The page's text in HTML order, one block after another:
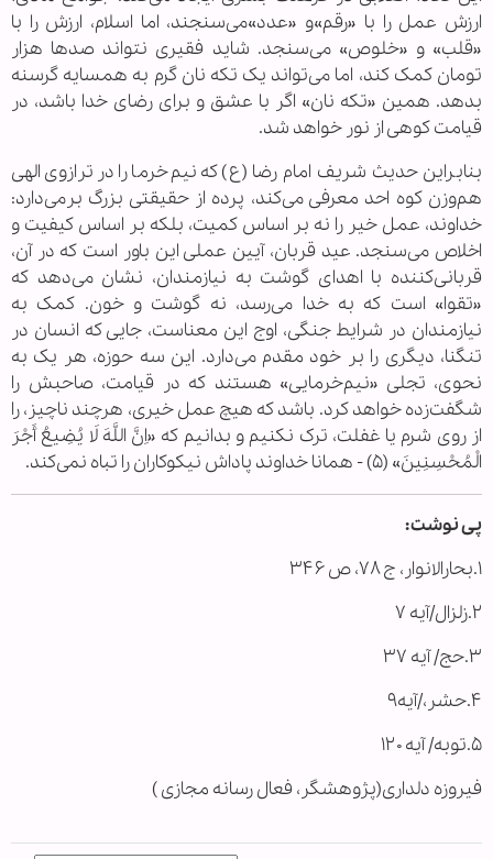
ارزش عمل را با «رقم»و «عدد»می‌سنجند، اما اسلام، ارزش را با
«قلب» و «خلوص» می‌سنجد. شاید فقیری نتواند صدها هزار
تومان کمک کند، اما می‌تواند یک تکه نان گرم به همسایه گرسنه
بدهد. همین «تکه نان» اگر با عشق و برای رضای خدا باشد، در
قیامت کوهی از نور خواهد شد.
بنابراین حدیث شریف امام رضا (ع) که نیم‌خرما را در ترازوی الهی
هم‌وزن کوه احد معرفی می‌کند، پرده از حقیقتی بزرگ برمی‌دارد:
خداوند، عمل خیر را نه بر اساس کمیت، بلکه بر اساس کیفیت و
اخلاص می‌سنجد. عید قربان، آیین عملی این باور است که در آن،
قربانی‌کننده با اهدای گوشت به نیازمندان، نشان می‌دهد که
«تقوا» است که به خدا می‌رسد، نه گوشت و خون. کمک به
نیازمندان در شرایط جنگی، اوج این معناست، جایی که انسان در
تنگنا، دیگری را بر خود مقدم می‌دارد. این سه حوزه، هر یک به
نحوی، تجلی «نیم‌خرمایی» هستند که در قیامت، صاحبش را
شگفت‌زده خواهد کرد. باشد که هیچ عمل خیری، هرچند ناچیز، را
از روی شرم یا غفلت، ترک نکنیم و بدانیم که «اِنَّ اللَّهَ لَا یُضِیعُ أَجْرَ
الْمُحْسِنِینَ» (۵) - همانا خداوند پاداش نیکوکاران را تباه نمی‌کند.
پی نوشت:
۱.بحارالانوار، ج ۷۸، ص ۳۴۶
۲.زلزال/آیه ۷
۳.حج/ آیه ۳۷
۴.حشر،/آیه۹
۵.توبه/ آیه ۱۲۰
فیروزه دلداری(پژوهشگر، فعال رسانه مجازی )